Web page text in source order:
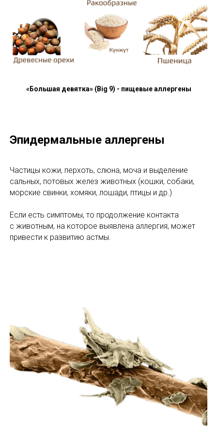
«Большая девятка» (Big 9) - пищевые аллергены
Эпидермальные аллергены
Частицы кожи, перхоть, слюна, моча и выделение
сальных, потовых желез животных (кошки, собаки,
морские свинки, хомяки, лошади, птицы и др.)
Если есть симптомы, то продолжение контакта
с животным, на которое выявлена аллергия, может
привести к развитию астмы.